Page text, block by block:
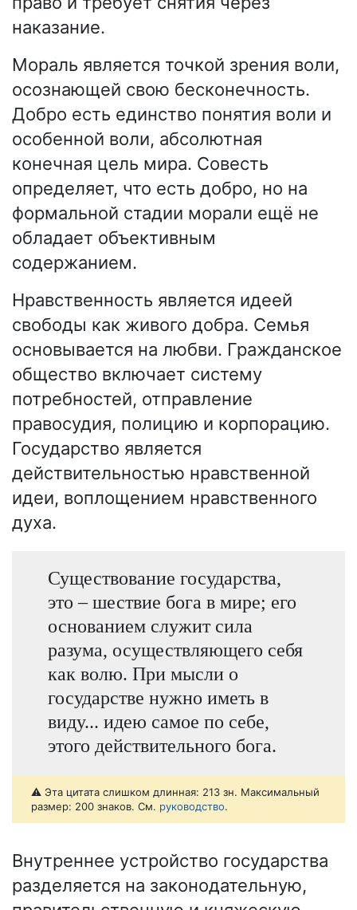
наказание.
Мораль является точкой зрения воли,
осознающей свою бесконечность.
Добро есть единство понятия воли и
особенной воли, абсолютная
конечная цель мира. Совесть
определяет, что есть добро, но на
формальной стадии морали ещё не
обладает объективным
содержанием.
Нравственность является идеей
свободы как живого добра. Семья
основывается на любви. Гражданское
общество включает систему
потребностей, отправление
правосудия, полицию и корпорацию.
Государство является
действительностью нравственной
идеи, воплощением нравственного
духа.
Существование государства,
это – шествие бога в мире; его
основанием служит сила
разума, осуществляющего себя
как волю. При мысли о
государстве нужно иметь в
виду... идею самое по себе,
этого действительного бога.
⚠️ Эта цитата слишком длинная: 213 зн. Максимальный
размер: 200 знаков. См. руководство.
Внутреннее устройство государства
разделяется на законодательную,